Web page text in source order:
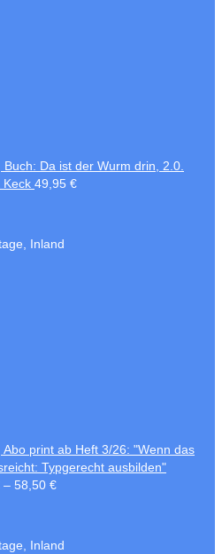
Buch: Da ist der Wurm drin, 2.0.
Keck 49,95 €
Inland
Abo print ab Heft 3/26: "Wenn das
Typgerecht ausbilden"
– 58,50 €
Inland